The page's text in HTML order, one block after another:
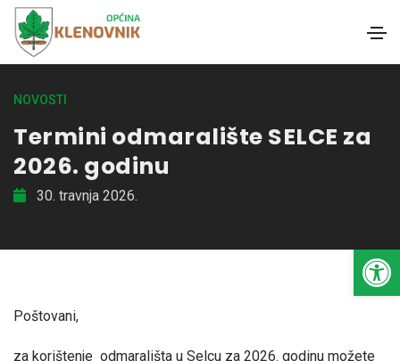
Open toolbar
NOVOSTI
Termini odmaralište SELCE za
2026. godinu
30. travnja 2026.
Poštovani,
za korištenje odmarališta u Selcu za 2026. godinu možete